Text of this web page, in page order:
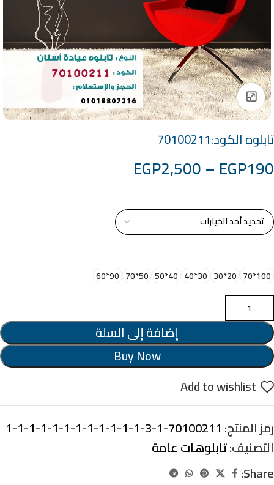
Click to enlarge
تابلوه الكود:70100211
EGP190
–
EGP2,500
100*70
20*30
30*40
40*50
50*70
90*60
إضافة إلى السلة
Buy Now
Add to wishlist
رمز المنتج: 70100211-1-3-1-1-1-1-1-1-1-1-1-1-1-1
التصنيف:تابلوهات عامة
Share: